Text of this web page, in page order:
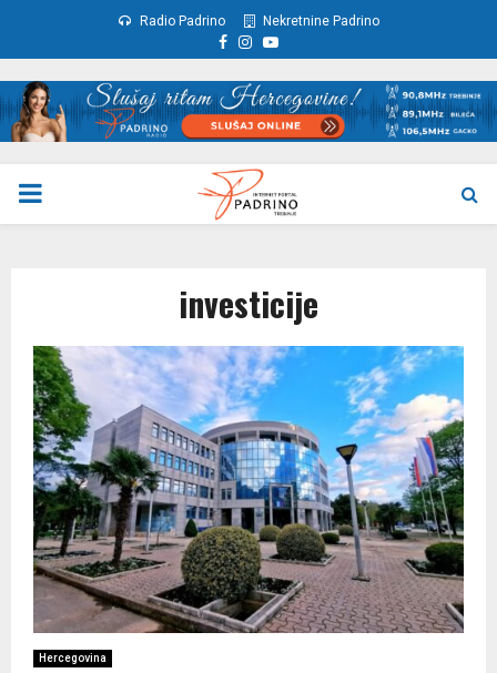
Radio Padrino Nekretnine Padrino
Facebook
Instagram
Youtube
PRIMARY
investicije
Hercegovina